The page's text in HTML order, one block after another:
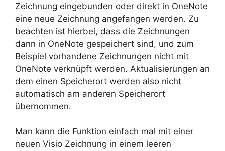
Zeichnung eingebunden oder direkt in OneNote
eine neue Zeichnung angefangen werden. Zu
beachten ist hierbei, dass die Zeichnungen
dann in OneNote gespeichert sind, und zum
Beispiel vorhandene Zeichnungen nicht mit
OneNote verknüpft werden. Aktualisierungen an
dem einen Speicherort werden also nicht
automatisch am anderen Speicherort
übernommen.
Man kann die Funktion einfach mal mit einer
neuen Visio Zeichnung in einem leeren